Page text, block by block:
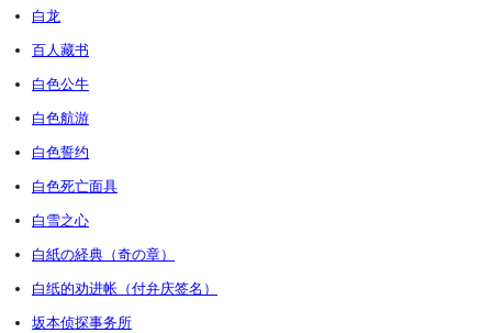
白龙
百人藏书
白色公牛
白色航游
白色誓约
白色死亡面具
白雪之心
白紙の経典（奇の章）
白纸的劝进帐（付弁庆签名）
坂本侦探事务所